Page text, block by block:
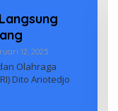
12, 2025Oleh
Indonesia
Olahraga
Dito Ariotedjo